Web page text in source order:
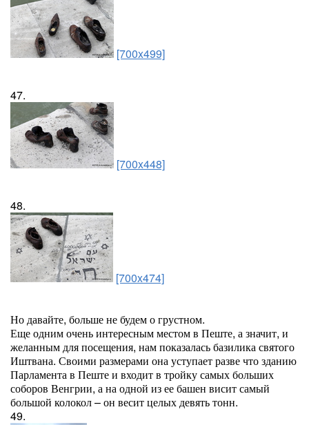
[700x499]
47.
[700x448]
48.
[700x474]
Но давайте, больше не будем о грустном.
Еще одним очень интересным местом в Пеште, а значит, и
желанным для посещения, нам показалась базилика святого
Иштвана. Своими размерами она уступает разве что зданию
Парламента в Пеште и входит в тройку самых больших
соборов Венгрии, а на одной из ее башен висит самый
большой колокол – он весит целых девять тонн.
49.